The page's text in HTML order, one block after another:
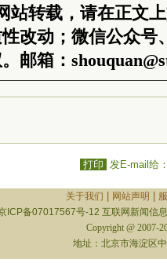
站转载，请在正文
改动；微信公众号
邮箱：
打印 发E-mail给
关于我们 网站声明
ICP备07017567号-12 互联网新闻信
Copyright @ 2007-
地址：北京市海淀区